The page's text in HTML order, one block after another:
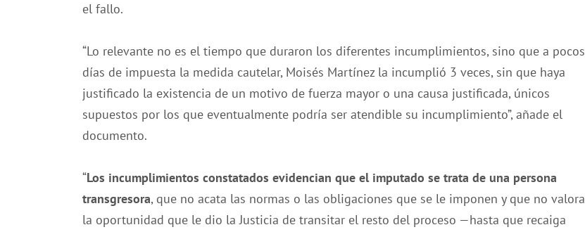
el fallo.
“Lo relevante no es el tiempo que duraron los diferentes incumplimientos, sino que a pocos
días de impuesta la medida cautelar, Moisés Martínez la incumplió 3 veces, sin que haya
justificado la existencia de un motivo de fuerza mayor o una causa justificada, únicos
supuestos por los que eventualmente podría ser atendible su incumplimiento”, añade el
documento.
“Los incumplimientos constatados evidencian que el imputado se trata de una persona
transgresora, que no acata las normas o las obligaciones que se le imponen y que no valora
la oportunidad que le dio la Justicia de transitar el resto del proceso —hasta que recaiga